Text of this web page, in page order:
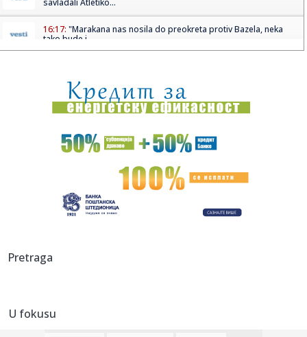
16:17: "Marakana nas nosila do preokreta protiv Bazela, neka
tako bude i...
16:11:„Humanitarni ponedeljak“ na Štrandu za Lazara Dobrića (6)
16:09:Nastavlja obilazak Srbije; Vučić u ponedeljak i utorak na
jugoz...
OpenAI zaustavio novu veštačku inteligenciju: Premoćna je i
16:02:VIDEO: Audi RS5 vs BMW M3 Competition
nema niko...
16:01:
Pretraga
U fokusu